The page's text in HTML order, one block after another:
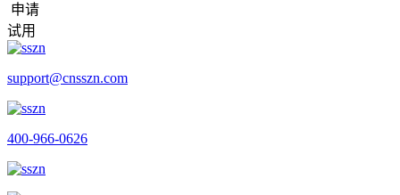
申请
试用
support@cnsszn.com
400-966-0626